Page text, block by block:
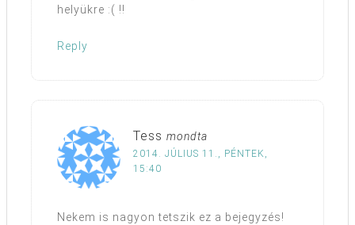
helyükre :( !!
Reply
Tess mondta
2014. JÚLIUS 11., PÉNTEK,
15:40
Nekem is nagyon tetszik ez a bejegyzés!